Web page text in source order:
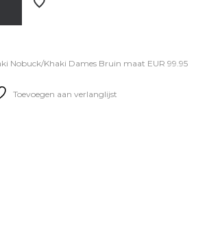
Nobuck/Khaki Dames Bruin maat EUR 99.95
Toevoegen aan verlanglijst